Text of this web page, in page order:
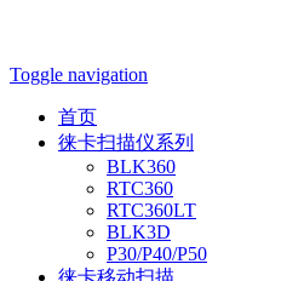
Toggle navigation
首页
徕卡扫描仪系列
BLK360
RTC360
RTC360LT
BLK3D
P30/P40/P50
徕卡移动扫描